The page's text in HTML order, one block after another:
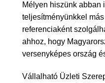
Mélyen hiszünk abban
teljesítményünkkel
referenciaként
ahhoz, hogy
versenyképes ország
Vállalható Üzleti